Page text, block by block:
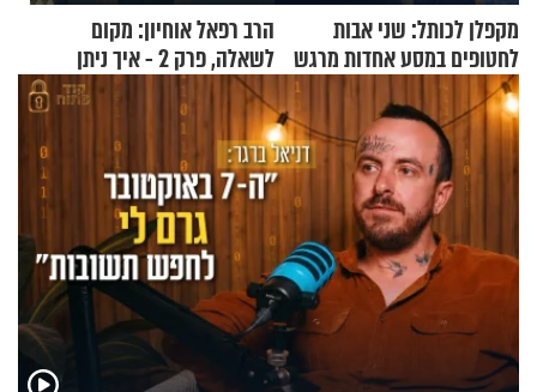
מקפלן לכותל: שני אבות
לחטופים במסע אחדות מרגש
הרב רפאל אוחיון: מקום
לשאלה, פרק 2 - איך ניתן
להוכיח שהתורה משמיים?